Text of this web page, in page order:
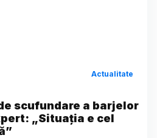
Actualitate
scufundare a barjelor
„Situația e cel